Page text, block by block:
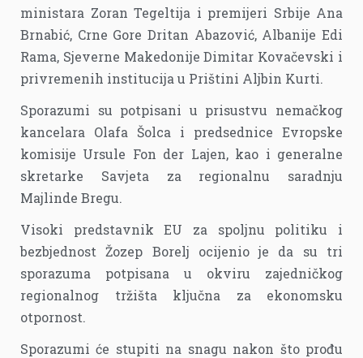
ministara Zoran Tegeltija i premijeri Srbije Ana
Brnabić, Crne Gore Dritan Abazović, Albanije Edi
Rama, Sjeverne Makedonije Dimitar Kovačevski i
privremenih institucija u Prištini Aljbin Kurti.
Sporazumi su potpisani u prisustvu nemačkog
kancelara Olafa Šolca i predsednice Evropske
komisije Ursule Fon der Lajen, kao i generalne
skretarke Savjeta za regionalnu saradnju
Majlinde Bregu.
Visoki predstavnik EU za spoljnu politiku i
bezbjednost Žozep Borelj ocijenio je da su tri
sporazuma potpisana u okviru zajedničkog
regionalnog tržišta ključna za ekonomsku
otpornost.
Sporazumi će stupiti na snagu nakon što prođu